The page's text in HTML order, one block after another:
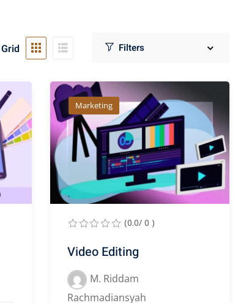
Grid
Marketing
(0.0/ 0 )
Video Editing
M. Riddam
Rachmadiansyah